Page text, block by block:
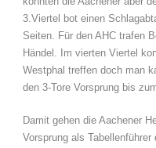
3.Viertel bot einen
Seiten. Für den AHC trafen
Händel. Im vierten Viertel
Westphal treffen doch man
den 3-Tore Vorsprung bis
Damit gehen die Aachener
Vorsprung als